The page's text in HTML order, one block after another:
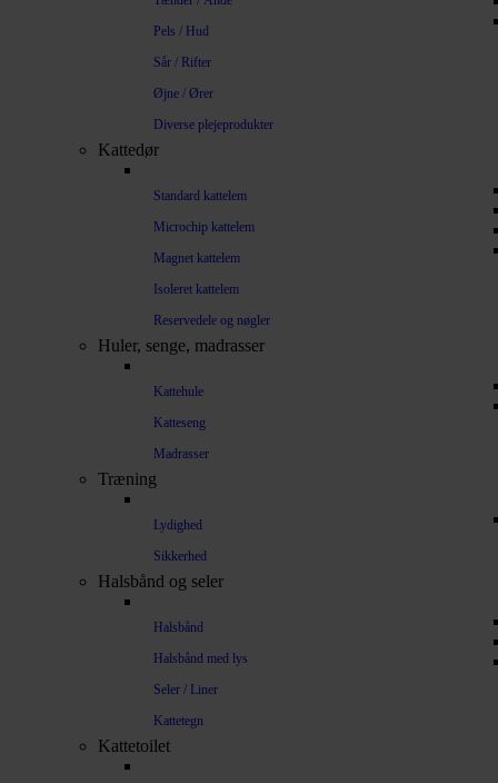
Pels / Hud
Sår / Rifter
Øjne / Ører
Diverse plejeprodukter
Kattedør
Standard kattelem
Microchip kattelem
Magnet kattelem
Isoleret kattelem
Reservedele og nøgler
Huler, senge, madrasser
Kattehule
Katteseng
Madrasser
Træning
Lydighed
Sikkerhed
Halsbånd og seler
Halsbånd
Halsbånd med lys
Seler / Liner
Kattetegn
Kattetoilet